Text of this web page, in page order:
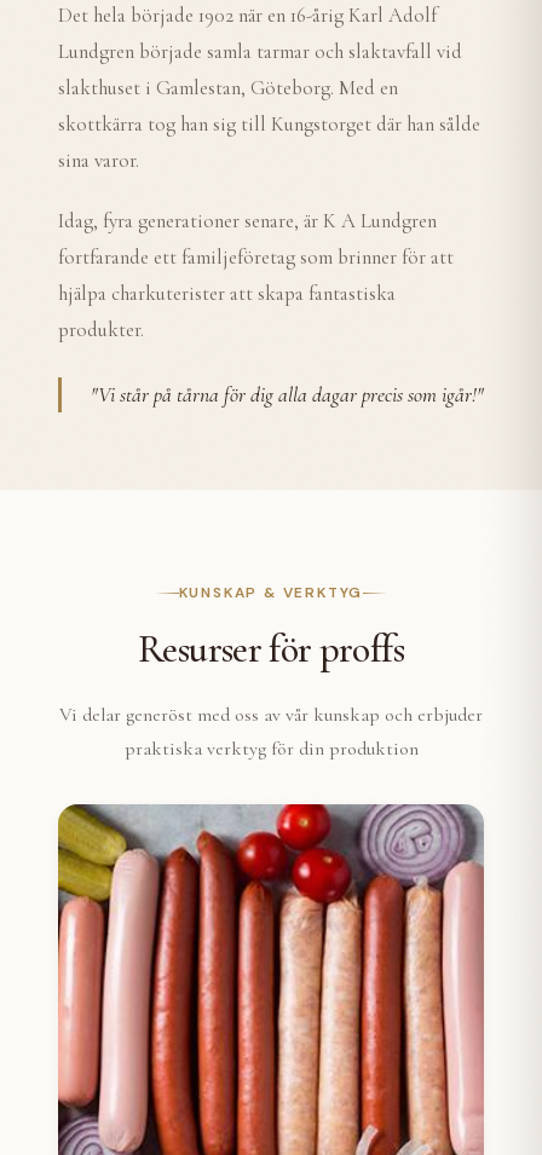
Det hela började 1902 när en 16-årig Karl Adolf
Lundgren började samla tarmar och slaktavfall vid
slakthuset i Gamlestan, Göteborg. Med en
skottkärra tog han sig till Kungstorget där han sålde
sina varor.
Idag, fyra generationer senare, är K A Lundgren
fortfarande ett familjeföretag som brinner för att
hjälpa charkuterister att skapa fantastiska
produkter.
"Vi står på tårna för dig alla dagar precis som igår!"
KUNSKAP & VERKTYG
Resurser för proffs
Vi delar generöst med oss av vår kunskap och erbjuder
praktiska verktyg för din produktion